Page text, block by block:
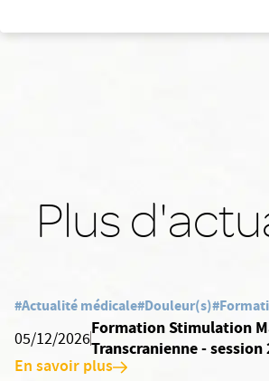
Plus
#Actualité médicale#Douleur(s)
05/12/2026
Formation Stimulation
Transcranienne - session
En savoir plus